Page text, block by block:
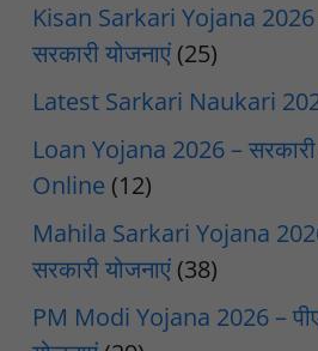
Kisan Sarkari Yojana 2026
सरकारी योजनाएं (25)
Latest Sarkari Naukari
Loan Yojana 2026 –
Online (12)
Mahila Sarkari Yojana
सरकारी योजनाएं (38)
PM Modi Yojana 2026 –